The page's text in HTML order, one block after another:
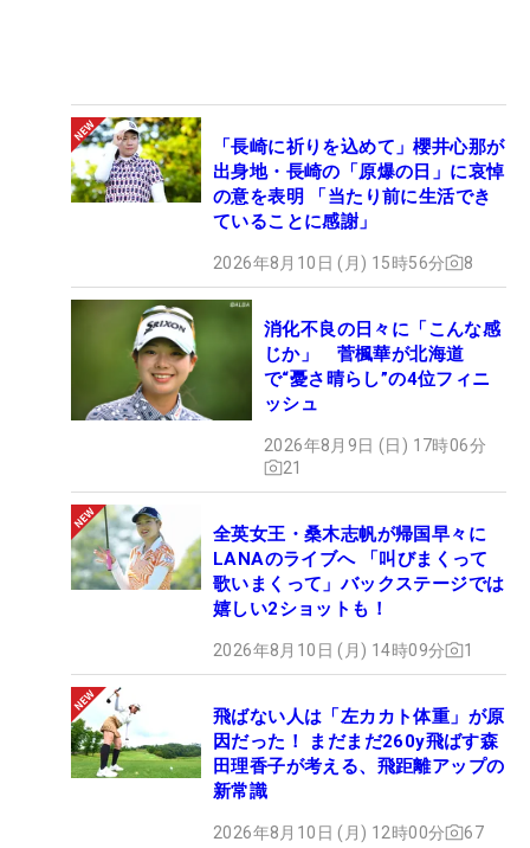
「長崎に祈りを込めて」櫻井心那が
出身地・長崎の「原爆の日」に哀悼
の意を表明 「当たり前に生活でき
ていることに感謝」
2026年8月10日 (月) 15時56分 8
消化不良の日々に「こんな感
じか」 菅楓華が北海道
で“憂さ晴らし”の4位フィニ
ッシュ
2026年8月9日 (日) 17時06分
21
全英女王・桑木志帆が帰国早々に
LANAのライブへ 「叫びまくって
歌いまくって」バックステージでは
嬉しい2ショットも！
2026年8月10日 (月) 14時09分 1
飛ばない人は「左カカト体重」が原
因だった！ まだまだ260y飛ばす森
田理香子が考える、飛距離アップの
新常識
2026年8月10日 (月) 12時00分 67